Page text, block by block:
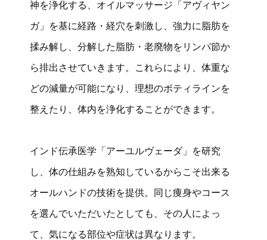
神を浄化する、オイルマッサージ「アヴィヤン
ガ」を基に経路・経穴を刺激し、強力に脂肪を
揉み解し、分解した脂肪・老廃物をリンパ節か
ら排出させていきます。これらにより、体重な
どの減量が可能になり、理想のボティラインを
整えたり、体内を浄化することができます。
インド伝承医学「アーユルヴェーダ」を研究
し、体の仕組みを熟知しているからこそ出来る
オールハンドの技術を提供。同じ痩身やコース
を選んでいただいたとしても、その人によっ
て、気になる部位や症状は異なります。